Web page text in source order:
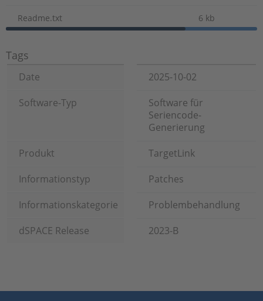
Readme.txt 6 kb
Tags
Date
2025-10-02
Software-Typ
Software für
Seriencode-
Generierung
Produkt
TargetLink
Informationstyp
Patches
Informationskategorie
Problembehandlung
dSPACE Release
2023-B